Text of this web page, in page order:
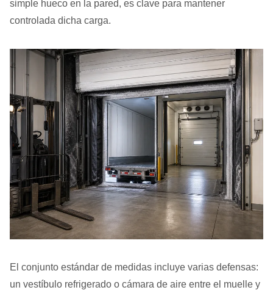
simple hueco en la pared, es clave para mantener
controlada dicha carga.
El conjunto estándar de medidas incluye varias defensas:
un vestíbulo refrigerado o cámara de aire entre el muelle y